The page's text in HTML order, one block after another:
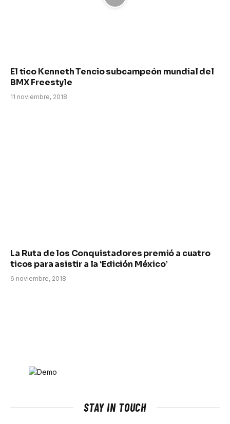
El tico Kenneth Tencio subcampeón mundial del
BMX Freestyle
11 noviembre, 2018
La Ruta de los Conquistadores premió a cuatro
ticos para asistir a la ‘Edición México’
6 noviembre, 2018
STAY IN TOUCH